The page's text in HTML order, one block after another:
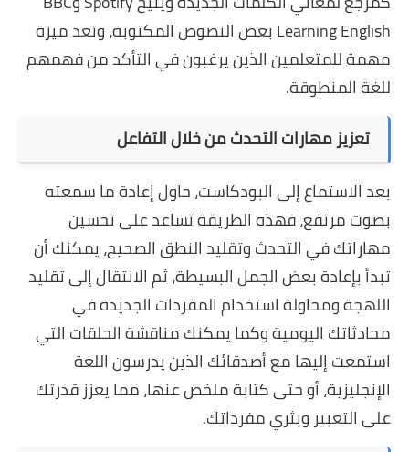
Learning English بعض النصوص المكتوبة، وتعد ميزة
مهمة للمتعلمين الذين يرغبون في التأكد من فهمهم
للغة المنطوقة.
تعزيز مهارات التحدث من خلال التفاعل
بعد الاستماع إلى البودكاست، حاول إعادة ما سمعته
بصوت مرتفع، فهذه الطريقة تساعد على تحسين
مهاراتك في التحدث وتقليد النطق الصحيح، يمكنك أن
تبدأ بإعادة بعض الجمل البسيطة، ثم الانتقال إلى تقليد
اللهجة ومحاولة استخدام المفردات الجديدة في
محادثاتك اليومية وكما يمكنك مناقشة الحلقات التي
استمعت إليها مع أصدقائك الذين يدرسون اللغة
الإنجليزية، أو حتى كتابة ملخص عنها، مما يعزز قدرتك
على التعبير ويثري مفرداتك.